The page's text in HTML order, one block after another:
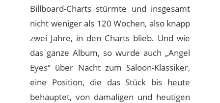
Billboard-Charts stürmte und insgesamt
nicht weniger als 120 Wochen, also knapp
zwei Jahre, in den Charts blieb. Und wie
das ganze Album, so wurde auch „Angel
Eyes“ über Nacht zum Saloon-Klassiker,
eine Position, die das Stück bis heute
behauptet, von damaligen und heutigen